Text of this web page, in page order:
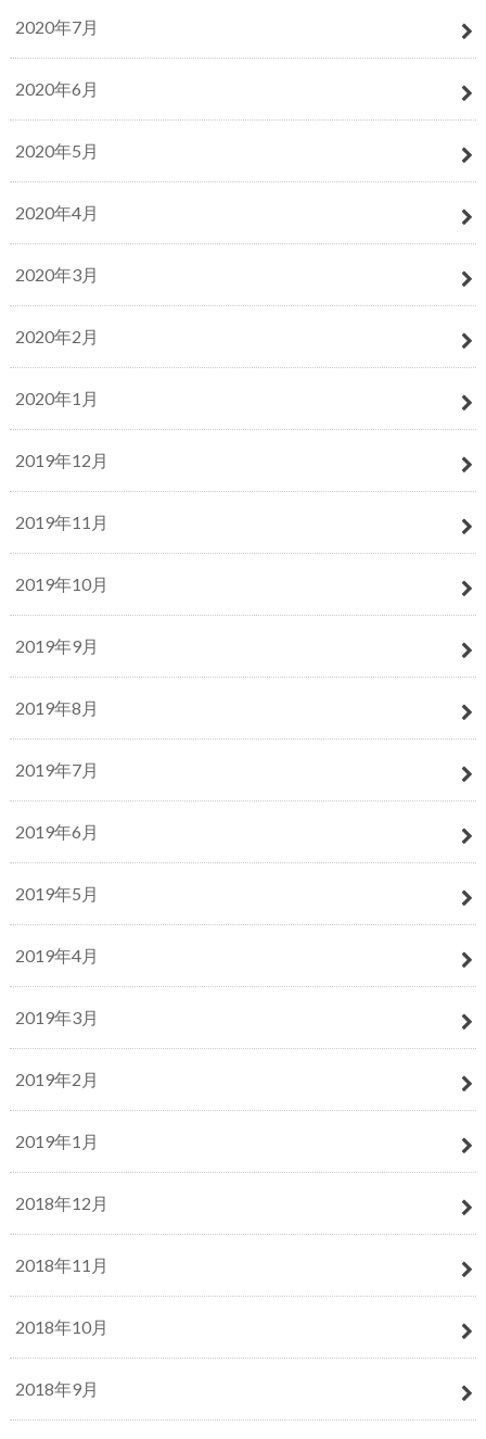
2020年7月
2020年6月
2020年5月
2020年4月
2020年3月
2020年2月
2020年1月
2019年12月
2019年11月
2019年10月
2019年9月
2019年8月
2019年7月
2019年6月
2019年5月
2019年4月
2019年3月
2019年2月
2019年1月
2018年12月
2018年11月
2018年10月
2018年9月